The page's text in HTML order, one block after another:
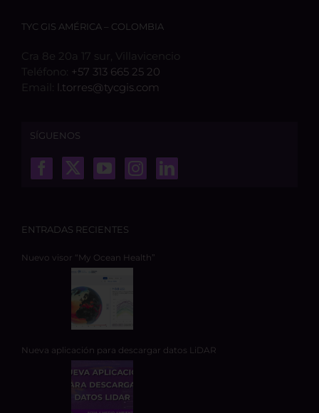
TYC GIS AMÉRICA – COLOMBIA
Cra 8e 20a 17 sur, Villavicencio
Teléfono: +57 313 665 25 20
Email: l.torres@tycgis.com
SÍGUENOS
ENTRADAS RECIENTES
Nuevo visor “My Ocean Health”
Nueva aplicación para descargar datos LiDAR